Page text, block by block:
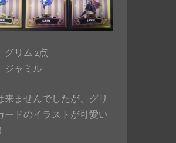
グリム 2点
ジャミル
来ませんでしたが、グリ
ードのイラストが可愛い